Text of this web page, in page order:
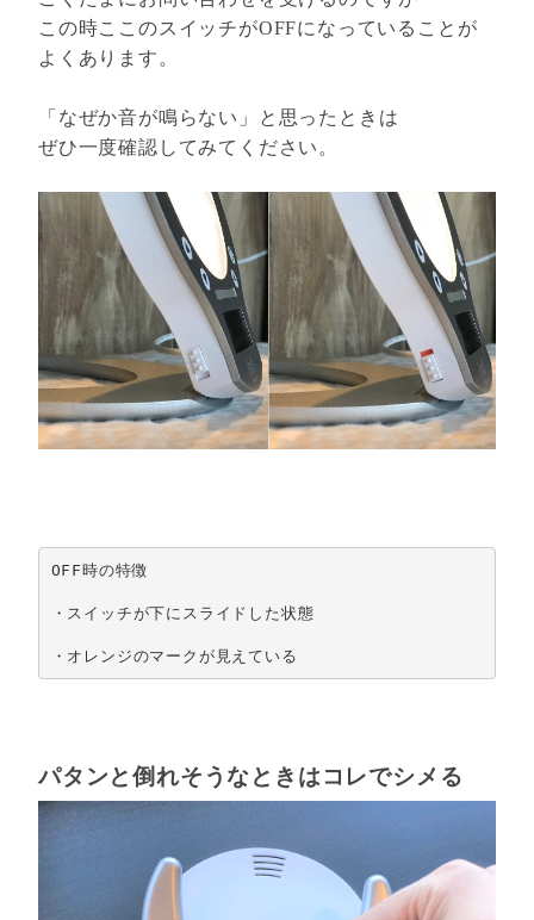
この時ここのスイッチがOFFになっていることが
よくあります。
「なぜか音が鳴らない」と思ったときは
ぜひ一度確認してみてください。
OFF時の特徴
・スイッチが下にスライドした状態
・オレンジのマークが見えている
パタンと倒れそうなときはコレでシメる